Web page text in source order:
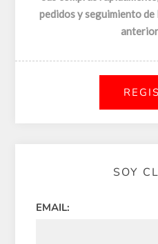
pedidos y seguimiento de
SOY
EMAIL: